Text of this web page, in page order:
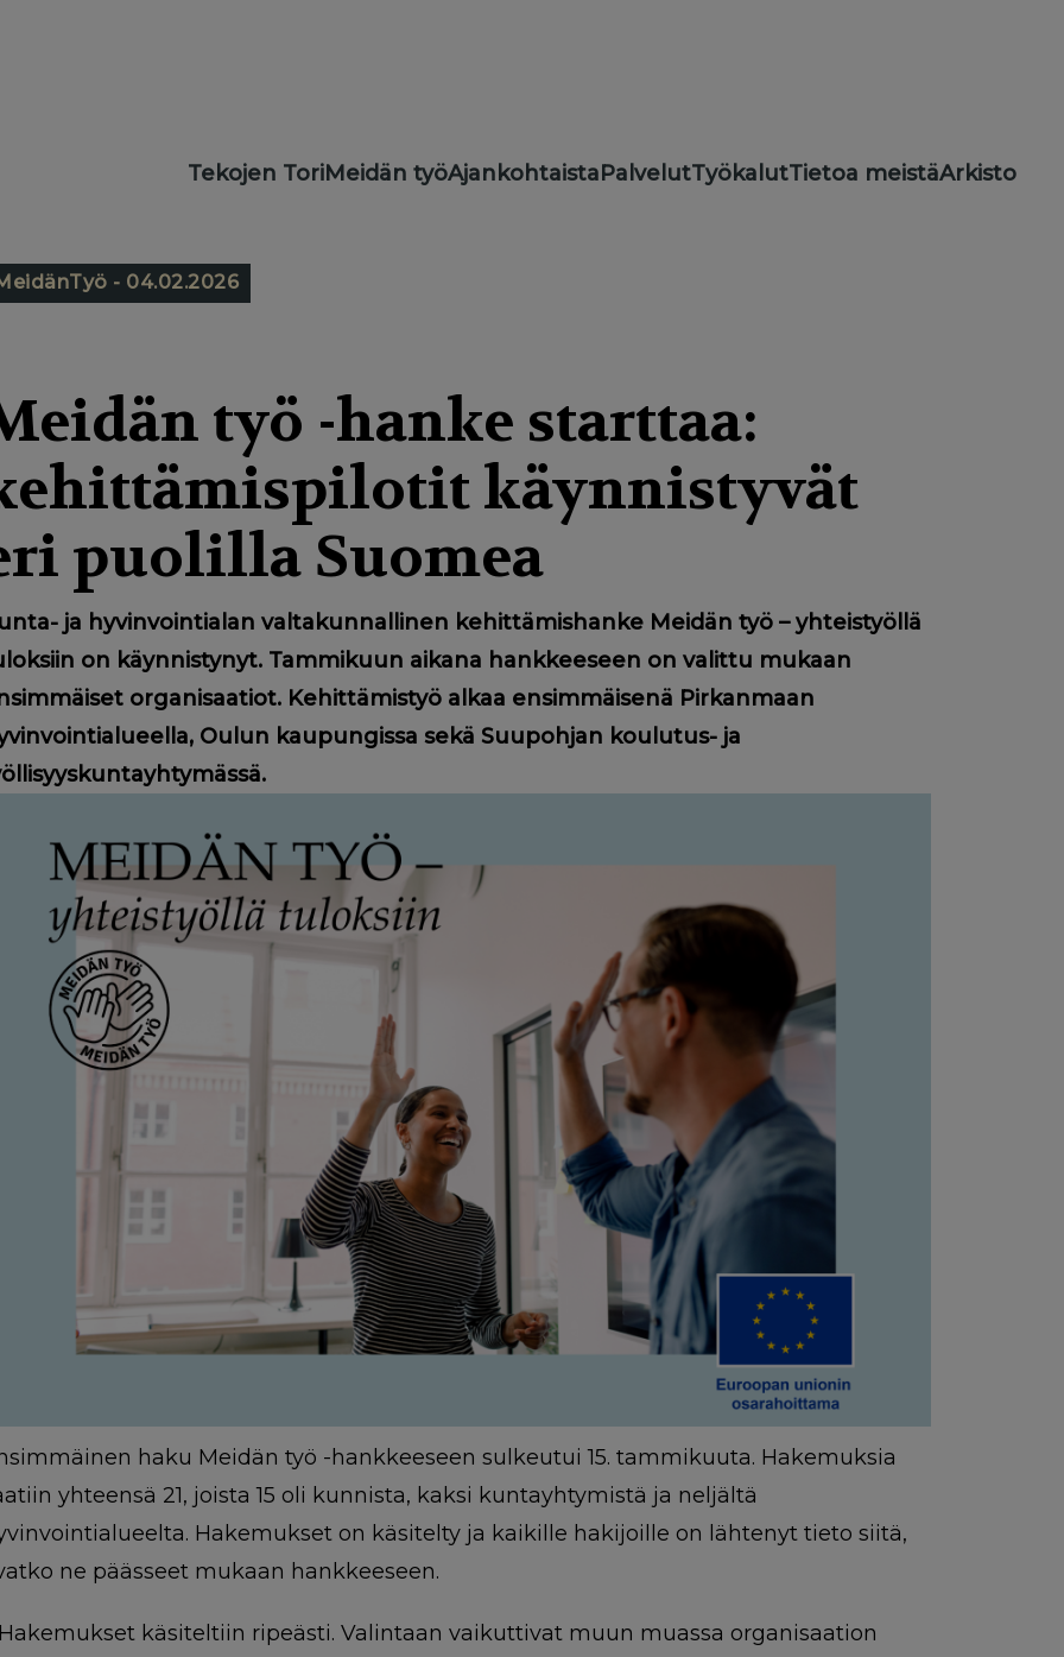
Main
Tekojen ToriMeidän työAjankohtaistaPalvelutTyökalutTietoa meistäArkisto
- 04.02.2026
työ -hanke starttaa:
käynnistyvät
puolilla Suomea
ja hyvinvointialan valtakunnallinen kehittämishanke Meidän työ – yhteistyöllä
on käynnistynyt. Tammikuun aikana hankkeeseen on valittu mukaan
organisaatiot. Kehittämistyö alkaa ensimmäisenä Pirkanmaan
Oulun kaupungissa sekä Suupohjan koulutus- ja
haku Meidän työ -hankkeeseen sulkeutui 15. tammikuuta. Hakemuksia
yhteensä 21, joista 15 oli kunnista, kaksi kuntayhtymistä ja neljältä
Hakemukset on käsitelty ja kaikille hakijoille on lähtenyt tieto siitä,
ne päässeet mukaan hankkeeseen.
Hakemukset käsiteltiin ripeästi. Valintaan vaikuttivat muun muassa organisaation